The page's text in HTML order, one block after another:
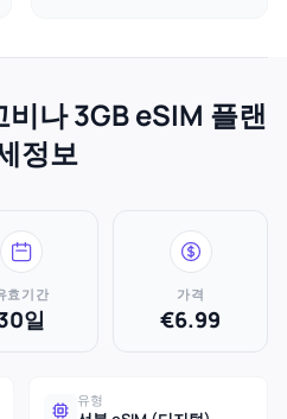
나 3GB eSIM 플랜
정보
효기간
일
가격
€6.99
유형